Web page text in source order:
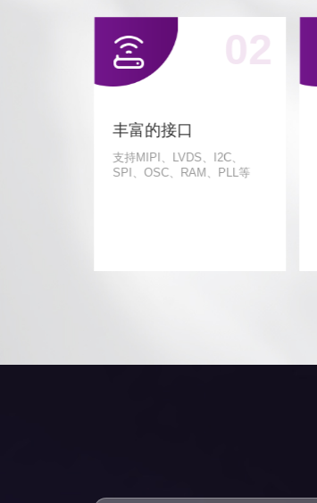
02
丰富的接口
支持MIPI、LVDS、I2C、
SPI、OSC、RAM、PLL等